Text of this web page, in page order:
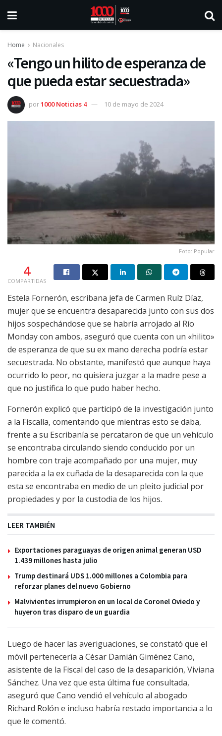
Home Nacionales
«Tengo un hilito de esperanza de
que pueda estar secuestrada»
por1000 Noticias 4 10 de mayo de 2024
Foto: Popular
4
COMPARTIDAS
Estela Fornerón, escribana jefa de Carmen Ruíz Díaz,
mujer que se encuentra desaparecida junto con sus dos
hijos sospechándose que se habría arrojado al Río
Monday con ambos, aseguró que cuenta con un «hilito»
de esperanza de que su ex mano derecha podría estar
secuestrada. No obstante, manifestó que aunque haya
ocurrido lo peor, no quisiera juzgar a la madre pese a
que no justifica lo que pudo haber hecho.
Fornerón explicó que participó de la investigación junto
a la Fiscalía, comentando que mientras esto se daba,
frente a su Escribanía se percataron de que un vehículo
se encontraba circulando siendo conducido por un
hombre con traje acompañado por una mujer, muy
parecida a la ex cuñada de la desaparecida con la que
esta se encontraba en medio de un pleito judicial por
propiedades y por la custodia de los hijos.
LEER TAMBIÉN
Exportaciones paraguayas de origen animal generan USD
1.439 millones hasta julio
Trump destinará UDS 1.000 millones a Colombia para
reforzar planes del nuevo Gobierno
Malvivientes irrumpieron en un local de Coronel Oviedo y
huyeron tras disparo de un guardia
Luego de hacer las averiguaciones, se constató que el
móvil pertenecería a César Damián Giménez Cano,
asistente de la Fiscal del caso de la desaparición, Viviana
Sánchez. Una vez que esta última fue consultada,
aseguró que Cano vendió el vehículo al abogado
Richard Rolón e incluso habría restado importancia a lo
que le comentó.